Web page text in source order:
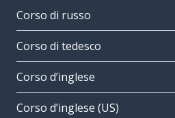
Corso di russo
Corso di tedesco
Corso d’inglese
Corso d’inglese (US)